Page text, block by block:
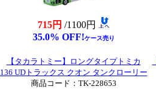
715円 /1100円
35.0% OFF!ケース売り
【タカラトミー】ロングタイプトミカ
136 UDトラックス クオン タンクローリー
商品コード：TK-228653